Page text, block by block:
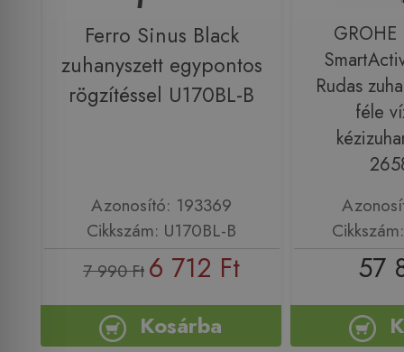
Ferro Sinus Black
zuhanyszett egypontos
rögzítéssel U170BL-B
Azonosító: 193369
Cikkszám: U170BL-B
7 990 Ft 6 712 Ft
Kosárba
GROHE
Rudas
féle
57